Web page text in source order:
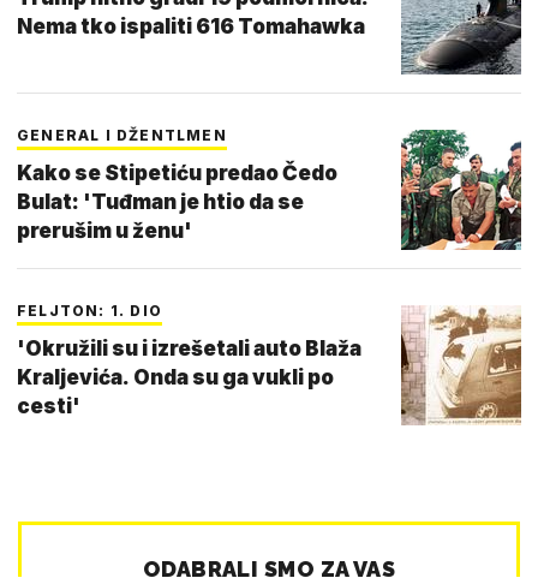
Nema tko ispaliti 616 Tomahawka
GENERAL I DŽENTLMEN
Kako se Stipetiću predao Čedo
Bulat: 'Tuđman je htio da se
prerušim u ženu'
FELJTON: 1. DIO
'Okružili su i izrešetali auto Blaža
Kraljevića. Onda su ga vukli po
cesti'